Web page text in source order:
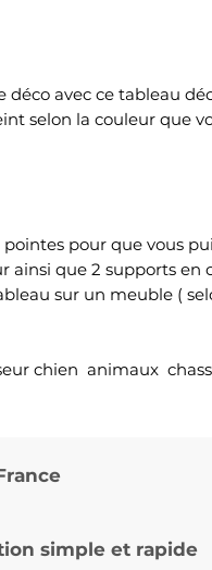
déco avec ce tableau
selon la couleur que
pointes pour que vous
ainsi que 2 supports en
sur un meuble (
chien animaux
simple et rapide